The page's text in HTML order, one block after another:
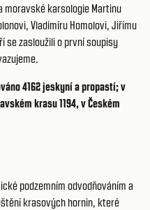
moravské karsologie Martinu
Vladimíru Homolovi, Jiřímu
se zasloužili o první soupisy
4162 jeskyní a propastí; v
krasu 1194, v Českém
podzemním odvodňováním a
krasových hornin, které